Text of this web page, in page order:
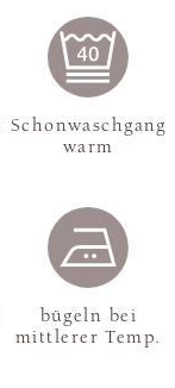
Schonwaschgang
warm
bügeln bei
mittlerer Temp.